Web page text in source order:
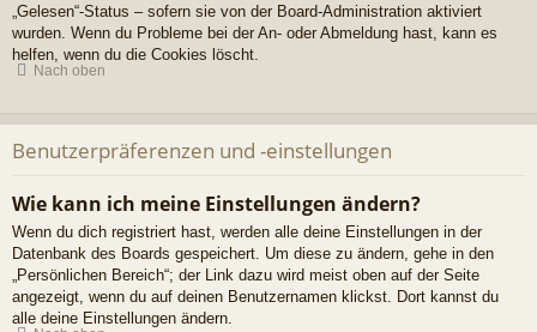
„Gelesen“-Status – sofern sie von der Board-Administration aktiviert
wurden. Wenn du Probleme bei der An- oder Abmeldung hast, kann es
helfen, wenn du die Cookies löscht.
Nach oben
Benutzerpräferenzen und -einstellungen
Wie kann ich meine Einstellungen ändern?
Wenn du dich registriert hast, werden alle deine Einstellungen in der
Datenbank des Boards gespeichert. Um diese zu ändern, gehe in den
„Persönlichen Bereich“; der Link dazu wird meist oben auf der Seite
angezeigt, wenn du auf deinen Benutzernamen klickst. Dort kannst du
alle deine Einstellungen ändern.